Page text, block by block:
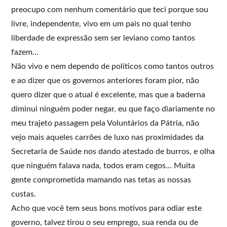
preocupo com nenhum comentário que teci porque sou
livre, independente, vivo em um pais no qual tenho
liberdade de expressão sem ser leviano como tantos
fazem…
Não vivo e nem dependo de políticos como tantos outros
e ao dizer que os governos anteriores foram pior, não
quero dizer que o atual é excelente, mas que a baderna
diminui ninguém poder negar, eu que faço diariamente no
meu trajeto passagem pela Voluntários da Pátria, não
vejo mais aqueles carrões de luxo nas proximidades da
Secretaria de Saúde nos dando atestado de burros, e olha
que ninguém falava nada, todos eram cegos… Muita
gente comprometida mamando nas tetas as nossas
custas.
Acho que você tem seus bons motivos para odiar este
governo, talvez tirou o seu emprego, sua renda ou de